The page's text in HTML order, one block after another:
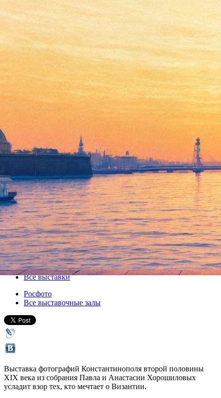
"Росфото" покажет Стамбул
и Константинополь
06 февраля 2019, среда-31 марта 2019, воскресенье
Версия для печати
Все выставки
Росфото
Все выставочные залы
Выставка фотографий Константинополя второй половины
XIX века из собрания Павла и Анастасии Хорошиловых
усладит взор тех, кто мечтает о Византии.